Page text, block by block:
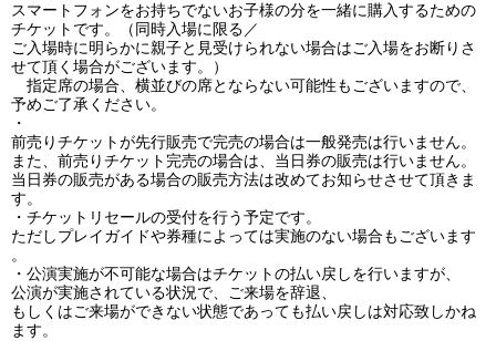
スマートフォンをお持ちでないお子様の分を一緒に購入するための
チケットです。（同時入場に限る／
ご入場時に明らかに親子と見受けられない場合はご入場をお断りさ
せて頂く場合がございます。）
指定席の場合、横並びの席とならない可能性もございますので、
予めご了承ください。
・
前売りチケットが先行販売で完売の場合は一般発売は行いません。
また、前売りチケット完売の場合は、当日券の販売は行いません。
当日券の販売がある場合の販売方法は改めてお知らせさせて頂きま
す。
・チケットリセールの受付を行う予定です。
ただしプレイガイドや券種によっては実施のない場合もございます
。
・公演実施が不可能な場合はチケットの払い戻しを行いますが、
公演が実施されている状況で、ご来場を辞退、
もしくはご来場ができない状態であっても払い戻しは対応致しかね
ます。